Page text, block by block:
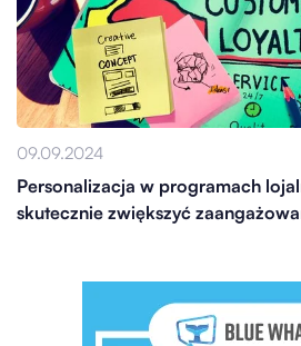
09.09.2024
Personalizacja w programach
skutecznie zwiększyć